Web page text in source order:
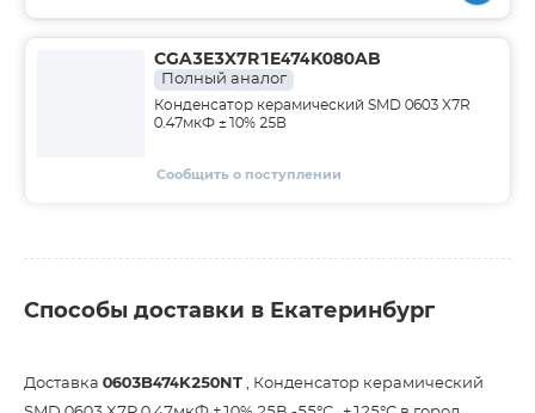
CGA3E3X7R1E474K080AB
Полный аналог
Конденсатор керамический SMD 0603 X7R
0.47мкФ ±10% 25В
Сообщить о поступлении
Способы доставки в Екатеринбург
Доставка 0603B474K250NT , Конденсатор керамический